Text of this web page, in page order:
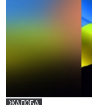
ЖАЛОБА